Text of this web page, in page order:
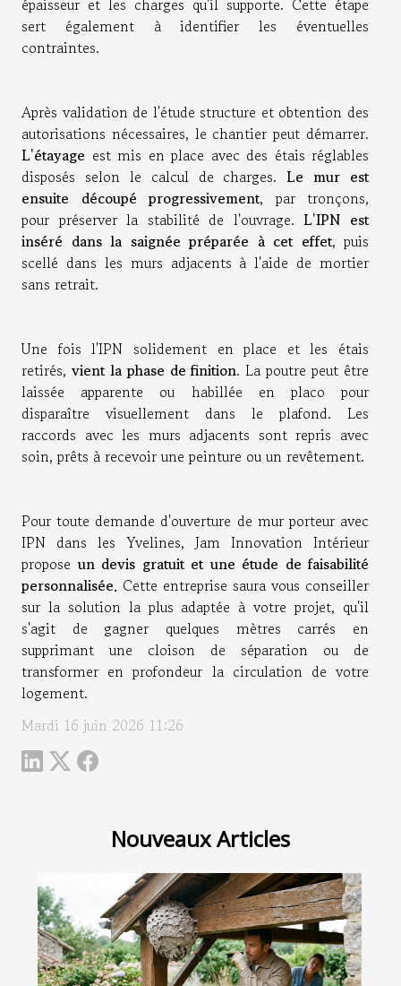
épaisseur et les charges qu'il supporte. Cette étape
sert également à identifier les éventuelles
contraintes.
Après validation de l'étude structure et obtention des
autorisations nécessaires, le chantier peut démarrer.
L'étayage est mis en place avec des étais réglables
disposés selon le calcul de charges.Le mur est
ensuite découpé progressivement, par tronçons,
pour préserver la stabilité de l'ouvrage.L'IPN est
inséré dans la saignée préparée à cet effet, puis
scellé dans les murs adjacents à l'aide de mortier
sans retrait.
Une fois l'IPN solidement en place et les étais
retirés, vient la phase de finition. La poutre peut être
laissée apparente ou habillée en placo pour
disparaître visuellement dans le plafond. Les
raccords avec les murs adjacents sont repris avec
soin, prêts à recevoir une peinture ou un revêtement.
Pour toute demande d'ouverture de mur porteur avec
IPN dans les Yvelines, Jam Innovation Intérieur
propose un devis gratuit et une étude de faisabilité
personnalisée. Cette entreprise saura vous conseiller
sur la solution la plus adaptée à votre projet, qu'il
s'agit de gagner quelques mètres carrés en
supprimant une cloison de séparation ou de
transformer en profondeur la circulation de votre
logement.
Mardi 16 juin 2026 11:26
Nouveaux Articles